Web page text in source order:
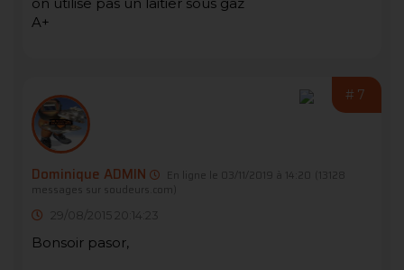
A+
#7
Dominique ADMIN En ligne le 03/11/2019 à 14:20
(13128
messages sur soudeurs.com)
29/08/2015 20:14:23
Bonsoir pasor,